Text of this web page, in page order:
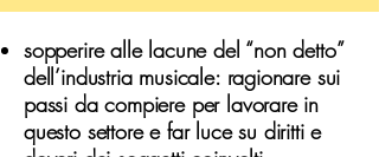
sopperire alle lacune del “non detto”
dell’industria musicale: ragionare sui
passi da compiere per lavorare in
questo settore e far luce su diritti e